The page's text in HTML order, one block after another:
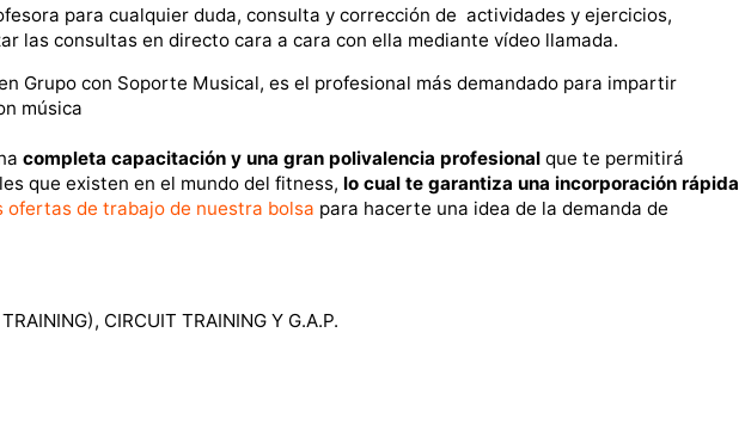
para cualquier duda, consulta y corrección de actividades y ejercicios,
las consultas en directo cara a cara con ella mediante vídeo llamada.
Grupo con Soporte Musical, es el profesional más demandado para impartir
música
completa capacitación y una gran polivalencia profesional que te permitirá
que existen en el mundo del fitness, lo cual te garantiza una incorporación rápida
ofertas de trabajo de nuestra bolsa para hacerte una idea de la demanda de
CIRCUIT TRAINING Y G.A.P.